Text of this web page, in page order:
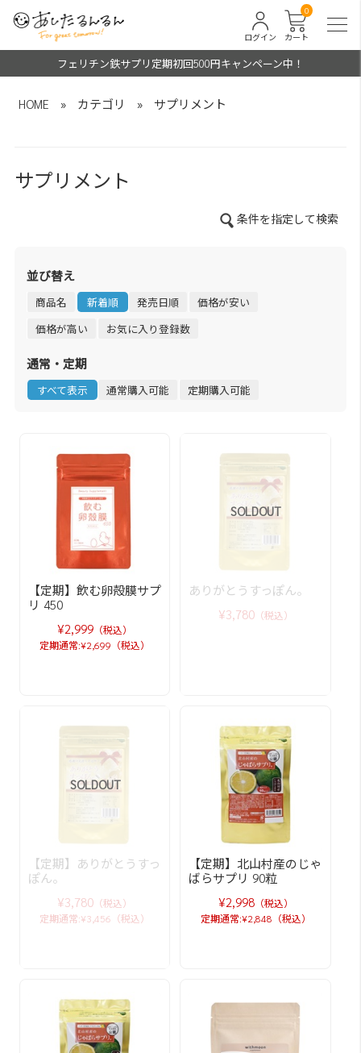
カート
0
ログイン
フェリチン鉄サプリ定期初回500円キャンペーン中！
HOME » カテゴリ » サプリメント
サプリメント
条件を指定して検索
並び替え
商品名 新着順 発売日順
価格が安い
価格が高い
お気に入り登録数
通常・定期
すべて表示 通常購入可能 定期購入可能
【定期】飲む卵殻膜サプ
リ 450
¥2,999 （税込）
定期通常:¥2,699（税込）
SOLDOUT
ありがとうすっぽん。
¥3,780（税込）
SOLDOUT
【定期】ありがとうすっ
ぽん。
¥3,780 （税込）
定期通常:¥3,456（税込）
【定期】北山村産のじゃ
ばらサプリ 90粒
¥2,998（税込）
定期通常:¥2,848（税込）